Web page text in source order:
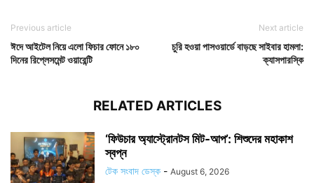
Previous article
ঈদে আইটেল নিয়ে এলো ফিচার ফোনে ১৮০
দিনের রিপ্লেসমেন্ট ওয়ারেন্টি
Next article
চুরি হওয়া পাসওয়ার্ডে বাড়ছে সাইবার হামলা:
ক্যাসপারস্কি
RELATED ARTICLES
‘ফিউচার অ্যাস্ট্রোনটস মিট-আপ’: শিশুদের মহাকাশ
স্বপ্ন
টেক সংবাদ ডেস্ক - August 6, 2026